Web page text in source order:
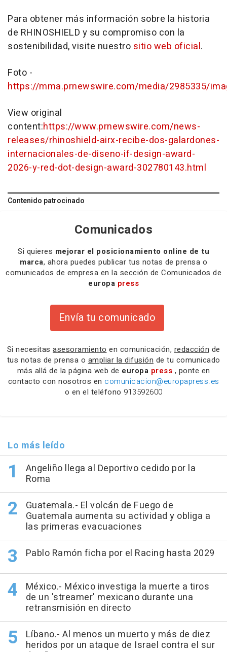
Para obtener más información sobre la historia
de RHINOSHIELD y su compromiso con la
sostenibilidad, visite nuestro sitio web oficial.
Foto -
https://mma.prnewswire.com/media/2985335/
View original
content:https://www.prnewswire.com/news-
releases/rhinoshield-airx-recibe-dos-galardones-
internacionales-de-diseno-if-design-award-
2026-y-red-dot-design-award-302780143.html
Contenido patrocinado
Comunicados
Si quieres mejorar el posicionamiento online de tu
marca, ahora puedes publicar tus notas de prensa o
comunicados de empresa en la sección de Comunicados de
europa press
Envía tu comunicado
Si necesitas asesoramiento en comunicación, redacción de
tus notas de prensa o ampliar la difusión de tu comunicado
más allá de la página web de europa press , ponte en
contacto con nosotros en comunicacion@europapress.es
o en el teléfono 913592600
Lo más leído
Angeliño llega al Deportivo cedido por la
Roma
Guatemala.- El volcán de Fuego de
Guatemala aumenta su actividad y obliga a
las primeras evacuaciones
Pablo Ramón ficha por el Racing hasta 2029
México.- México investiga la muerte a tiros
de un 'streamer' mexicano durante una
retransmisión en directo
Líbano.- Al menos un muerto y más de diez
heridos por un ataque de Israel contra el sur